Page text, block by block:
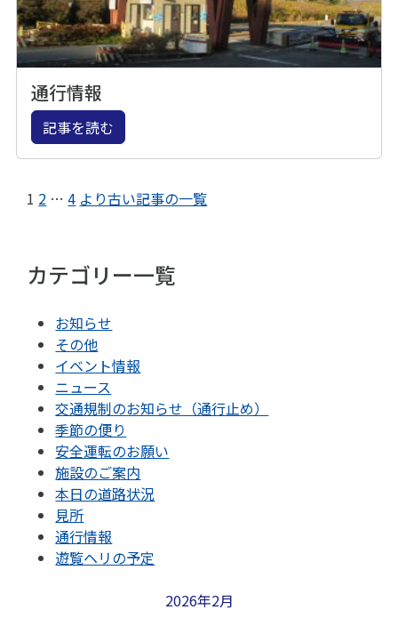
通行情報
記事を読む
1 2 … 4 より古い記事の一覧
カテゴリー一覧
お知らせ
その他
イベント情報
ニュース
交通規制のお知らせ（通行止め）
季節の便り
安全運転のお願い
施設のご案内
本日の道路状況
見所
通行情報
遊覧ヘリの予定
2026年2月